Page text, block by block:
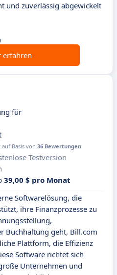
und zuverlässig abgewickelt
erfahren
für
auf Basis von 36 Bewertungen
Testversion
39,00 $ pro Monat
Softwarelösung, die
ihre Finanzprozesse zu
Buchhaltung geht, Bill.com
Plattform, die Effizienz
Software richtet sich
Unternehmen und